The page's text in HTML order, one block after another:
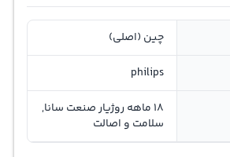
چین (اصلی)
philips
18 ماهه روژیار صنعت سانا,
سلامت و اصالت